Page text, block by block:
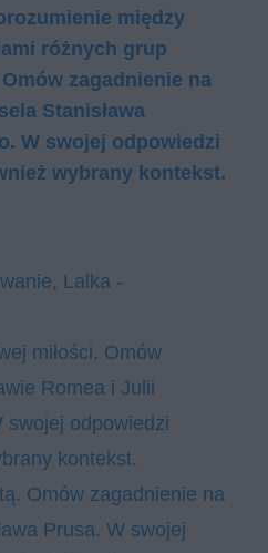
między
różnych grup
zagadnienie na
Stanisława
W swojej odpowiedzi
wybrany kontekst.
, Lalka -
miłości. Omów
Romea i Julii
swojej odpowiedzi
kontekst.
Omów zagadnienie na
Prusa. W swojej